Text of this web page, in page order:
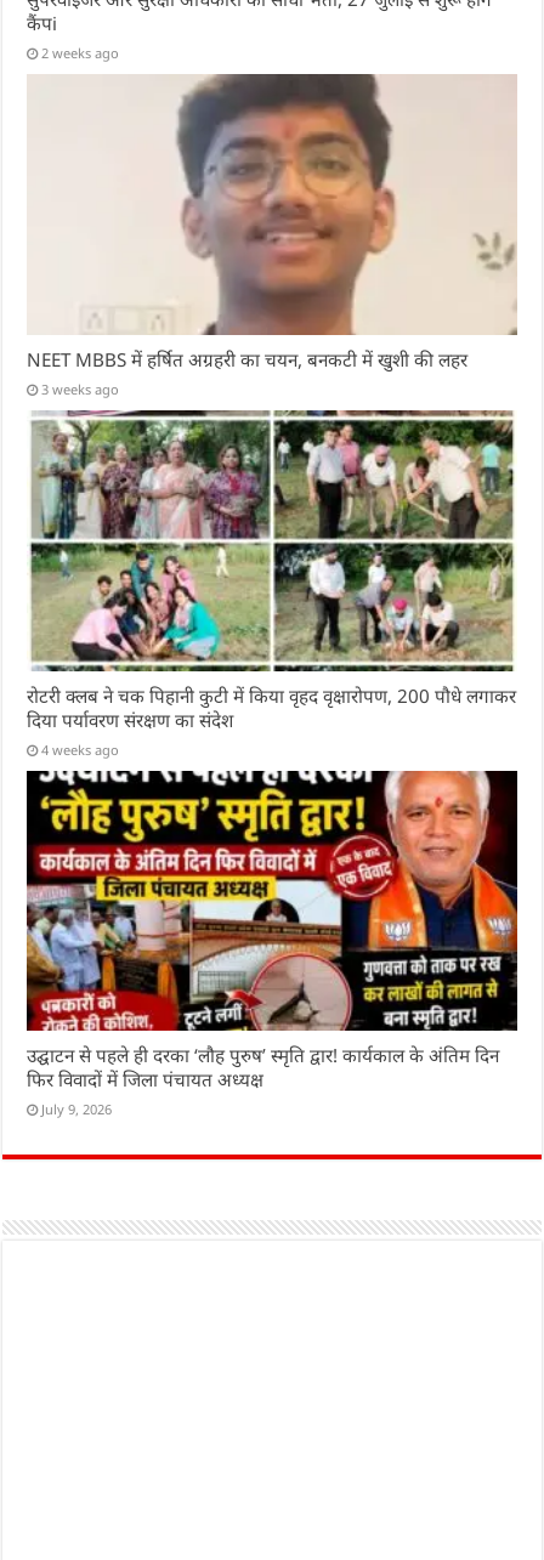
कैंपi
2 weeks ago
NEET MBBS में हर्षित अग्रहरी का चयन, बनकटी में खुशी की लहर
3 weeks ago
रोटरी क्लब ने चक पिहानी कुटी में किया वृहद वृक्षारोपण, 200 पौधे लगाकर
दिया पर्यावरण संरक्षण का संदेश
4 weeks ago
उद्घाटन से पहले ही दरका ‘लौह पुरुष’ स्मृति द्वार! कार्यकाल के अंतिम दिन
फिर विवादों में जिला पंचायत अध्यक्ष
July 9, 2026